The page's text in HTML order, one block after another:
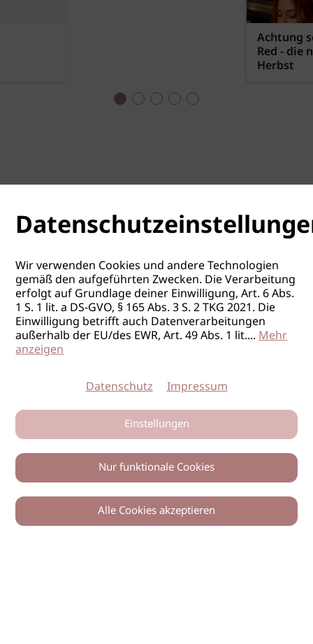
Achtung
Red - die
Herbst
Wir verwenden Cookies und andere Technologien
gemäß den aufgeführten Zwecken. Die Verarbeitung
erfolgt auf Grundlage deiner Einwilligung, Art. 6 Abs.
1 S. 1 lit. a DS-GVO, § 165 Abs. 3 S. 2 TKG 2021. Die
Einwilligung betrifft auch Datenverarbeitungen
außerhalb der EU/des EWR, Art. 49 Abs. 1 lit....Mehr
anzeigen
Datenschutz Impressum
Einstellungen
Nur funktionale Cookies
Alle Cookies akzeptieren